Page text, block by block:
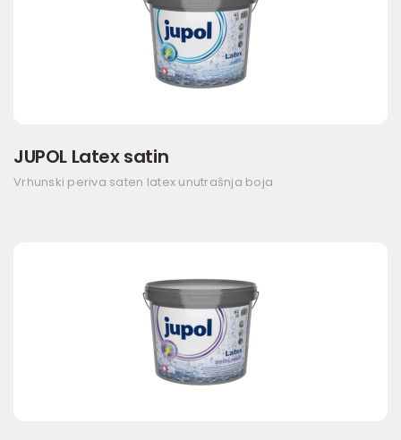
JUPOL Latex satin
Vrhunski periva saten latex unutrašnja boja